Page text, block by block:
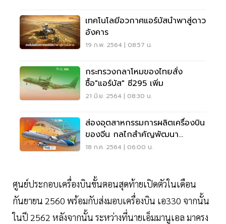
เทคโนโลยีอวกาศแอร์บัสนำพาสู่ดาว
อังคาร
19 ก.พ. 2564 | 08:57 น.
กระทรวงกลาโหมของไทยสั่ง
ซื้อ"แอร์บัส" ซี295 เพิ่ม
21 มิ.ย. 2564 | 08:30 น.
ส่องอุตสาหกรรมการผลิตเครื่องบิน
ของจีน กลไกสำคัญพัฒนา
เศรษฐกิจประเทศ
18 ก.ค. 2564 | 06:00 น.
ศูนย์ประกอบเครื่องบินขั้นตอนสุดท้ายเปิดตัวในเดือน
กันยายน 2560 พร้อมกับส่งมอบเครื่องบิน เอ330 จากนั้น
ในปี 2562 หลังจากนั้น ระหว่างที่นายเอ็มมานูเอล มาครง